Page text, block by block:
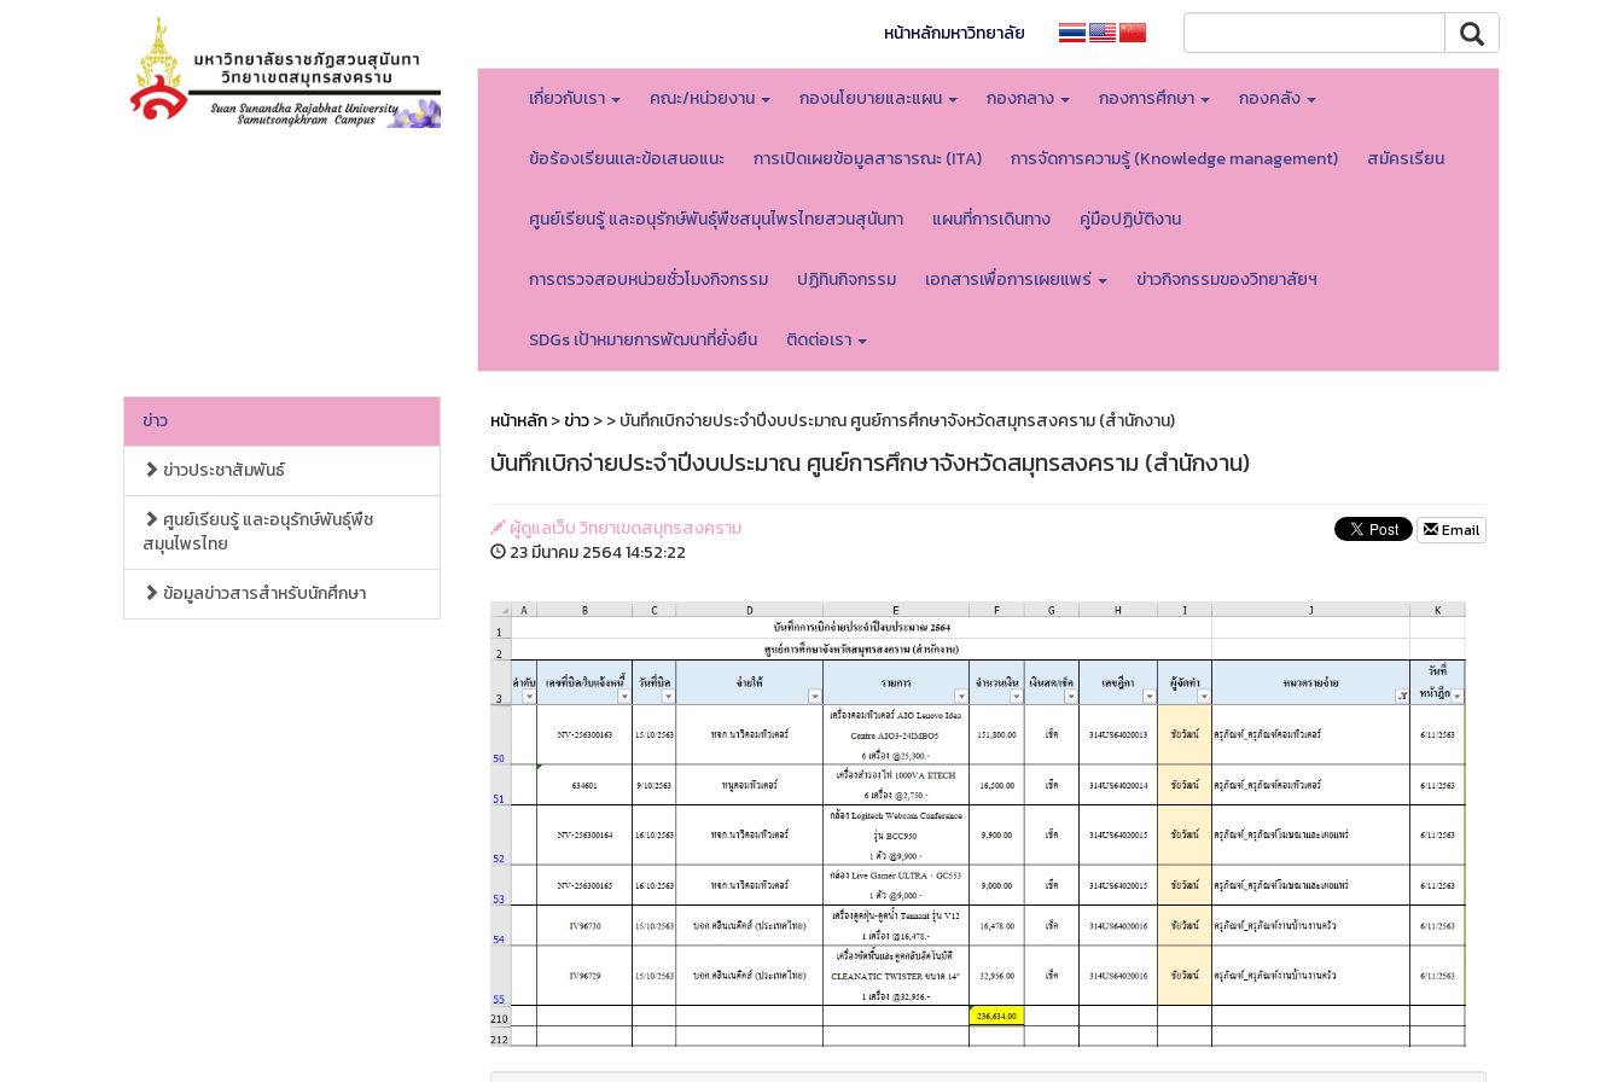
หน้าหลักมหาวิทยาลัย
เกี่ยวกับเรา คณะ/หน่วยงาน กองนโยบายและแผน กองกลาง กองการศึกษา กองคลัง
ข้อร้องเรียนเเละข้อเสนอแนะ การเปิดเผยข้อมูลสาธารณะ (ITA) การจัดการความรู้ (Knowledge management) สมัครเรียน
ศูนย์เรียนรู้ และอนุรักษ์พันธุ์พืชสมุนไพรไทยสวนสุนันทา แผนที่การเดินทาง คู่มือปฏิบัติงาน
การตรวจสอบหน่วยชั่วโมงกิจกรรม ปฏิทินกิจกรรม เอกสารเพื่อการเผยแพร่ ข่าวกิจกรรมของวิทยาลัยฯ
SDGs เป้าหมายการพัฒนาที่ยั่งยืน ติดต่อเรา
ข่าว
ข่าวประชาสัมพันธ์
ศูนย์เรียนรู้ และอนุรักษ์พันธุ์พืช
สมุนไพรไทย
ข้อมูลข่าวสารสำหรับนักศึกษา
หน้าหลัก>ข่าว>> บันทึกเบิกจ่ายประจำปีงบประมาณ ศูนย์การศึกษาจังหวัดสมุทรสงคราม (สำนักงาน)
บันทึกเบิกจ่ายประจำปีงบประมาณ ศูนย์การศึกษาจังหวัดสมุทรสงคราม (สำนักงาน)
ผู้ดูแลเว็บ วิทยาเขตสมุทรสงคราม
23 มีนาคม 2564 14:52:22
Email